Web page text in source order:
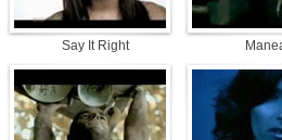
Say It Right